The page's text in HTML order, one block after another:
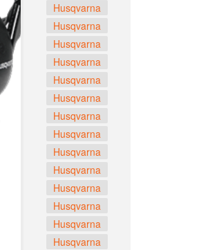
Husqvarna
Husqvarna
Husqvarna
Husqvarna
Husqvarna
Husqvarna
Husqvarna
Husqvarna
Husqvarna
Husqvarna
Husqvarna
Husqvarna
Husqvarna
Husqvarna